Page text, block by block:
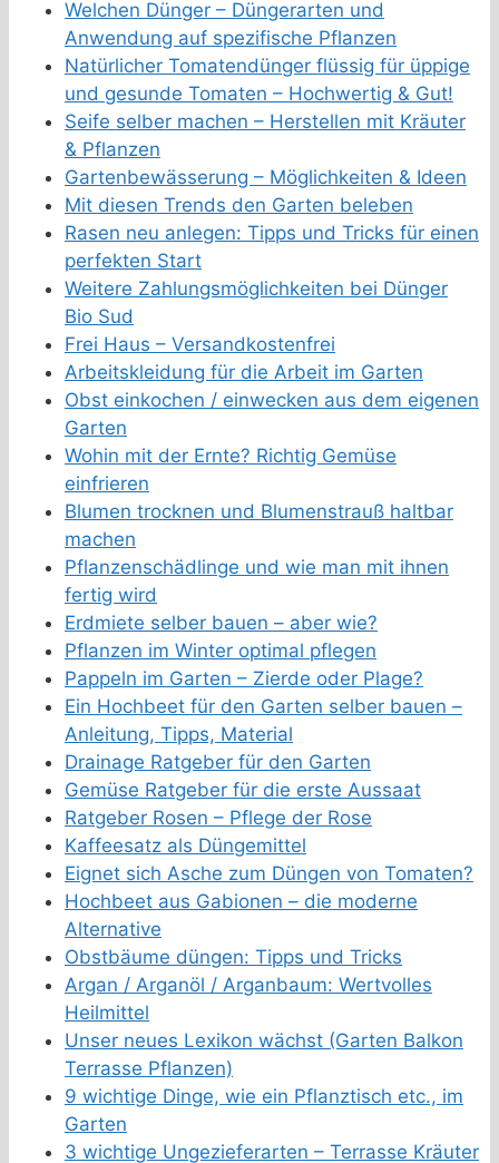
Welchen Dünger – Düngerarten und
Anwendung auf spezifische Pflanzen
Natürlicher Tomatendünger flüssig für üppige
und gesunde Tomaten – Hochwertig & Gut!
Seife selber machen – Herstellen mit Kräuter
& Pflanzen
Gartenbewässerung – Möglichkeiten & Ideen
Mit diesen Trends den Garten beleben
Rasen neu anlegen: Tipps und Tricks für einen
perfekten Start
Weitere Zahlungsmöglichkeiten bei Dünger
Bio Sud
Frei Haus – Versandkostenfrei
Arbeitskleidung für die Arbeit im Garten
Obst einkochen / einwecken aus dem eigenen
Garten
Wohin mit der Ernte? Richtig Gemüse
einfrieren
Blumen trocknen und Blumenstrauß haltbar
machen
Pflanzenschädlinge und wie man mit ihnen
fertig wird
Erdmiete selber bauen – aber wie?
Pflanzen im Winter optimal pflegen
Pappeln im Garten – Zierde oder Plage?
Ein Hochbeet für den Garten selber bauen –
Anleitung, Tipps, Material
Drainage Ratgeber für den Garten
Gemüse Ratgeber für die erste Aussaat
Ratgeber Rosen – Pflege der Rose
Kaffeesatz als Düngemittel
Eignet sich Asche zum Düngen von Tomaten?
Hochbeet aus Gabionen – die moderne
Alternative
Obstbäume düngen: Tipps und Tricks
Argan / Arganöl / Arganbaum: Wertvolles
Heilmittel
Unser neues Lexikon wächst (Garten Balkon
Terrasse Pflanzen)
9 wichtige Dinge, wie ein Pflanztisch etc., im
Garten
3 wichtige Ungezieferarten – Terrasse Kräuter